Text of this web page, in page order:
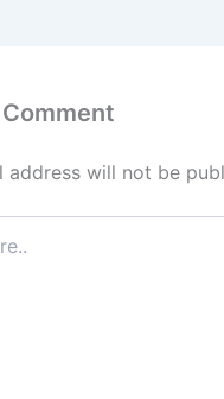
address will not be